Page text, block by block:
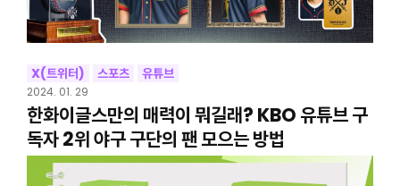
X(트위터) 스포츠 유튜브
2024. 01. 29
한화이글스만의 매력이 뭐길래? KBO 유튜브 구
독자 2위 야구 구단의 팬 모으는 방법